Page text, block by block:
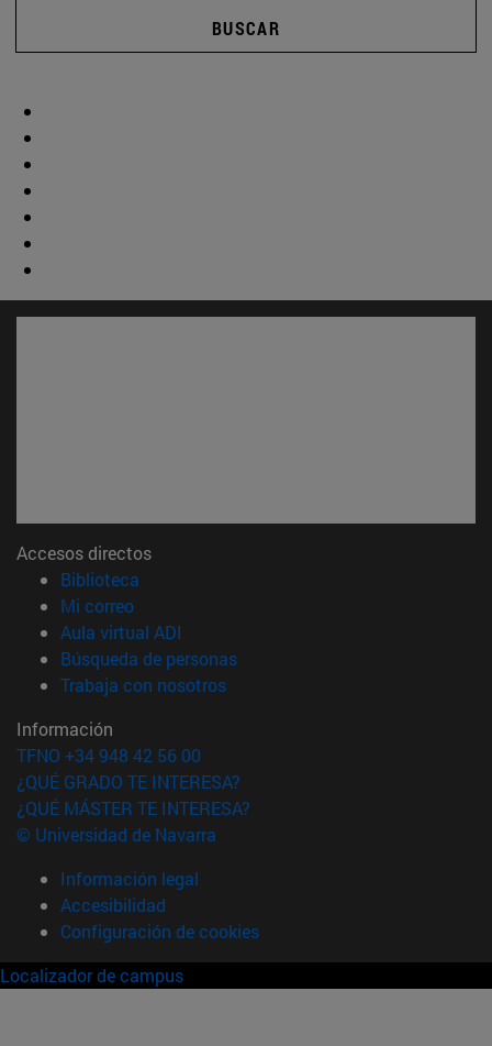
BUSCAR
Accesos directos
Biblioteca
Mi correo(abre en nueva ventana)
Aula virtual ADI
Búsqueda de personas(abre en nueva ventana)
Trabaja con nosotros(abre en nueva ventana)
Información
TFNO +34 948 42 56 00
¿QUÉ GRADO TE INTERESA?
¿QUÉ MÁSTER TE INTERESA?
© Universidad de Navarra
Información legal
Accesibilidad
Configuración de cookies
Localizador de campus